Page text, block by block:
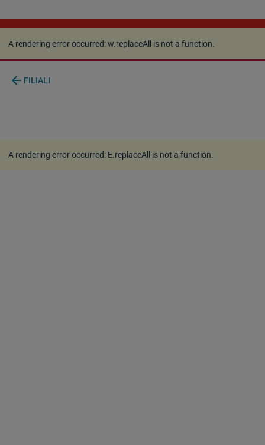
A rendering error occurred:w.replaceAll is not a
function.
A rendering error occurred:w.replaceAll is not a function.
arrow_back FILIALI
A rendering error occurred: E.replaceAll is not a function.